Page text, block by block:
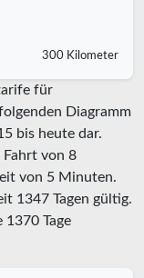
300 Kilometer
für
Diagramm
bis heute dar.
Fahrt von 8
von 5 Minuten.
1347 Tagen gültig.
1370 Tage